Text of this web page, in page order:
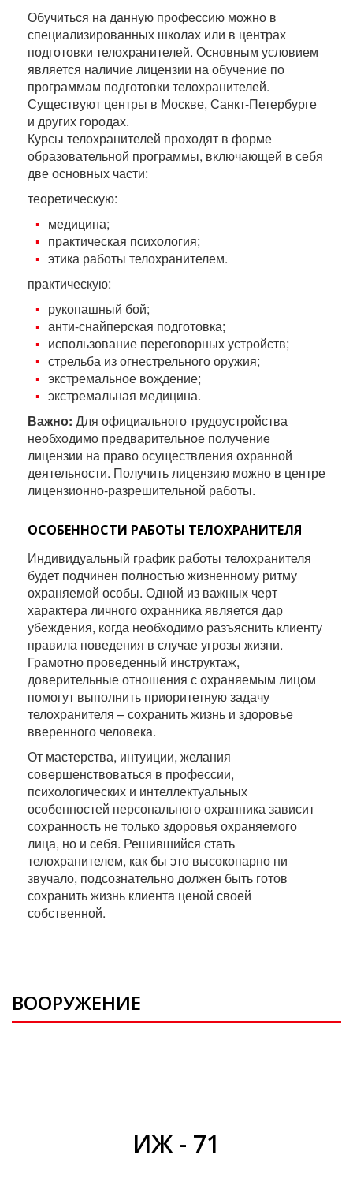
Обучиться на данную профессию можно в
специализированных школах или в центрах
подготовки телохранителей. Основным условием
является наличие лицензии на обучение по
программам подготовки телохранителей.
Существуют центры в Москве, Санкт-Петербурге
и других городах.
Курсы телохранителей проходят в форме
образовательной программы, включающей в себя
две основных части:
теоретическую:
медицина;
практическая психология;
этика работы телохранителем.
практическую:
рукопашный бой;
анти-снайперская подготовка;
использование переговорных устройств;
стрельба из огнестрельного оружия;
экстремальное вождение;
экстремальная медицина.
Важно: Для официального трудоустройства
необходимо предварительное получение
лицензии на право осуществления охранной
деятельности. Получить лицензию можно в центре
лицензионно-разрешительной работы.
ОСОБЕННОСТИ РАБОТЫ ТЕЛОХРАНИТЕЛЯ
Индивидуальный график работы телохранителя
будет подчинен полностью жизненному ритму
охраняемой особы. Одной из важных черт
характера личного охранника является дар
убеждения, когда необходимо разъяснить клиенту
правила поведения в случае угрозы жизни.
Грамотно проведенный инструктаж,
доверительные отношения с охраняемым лицом
помогут выполнить приоритетную задачу
телохранителя – сохранить жизнь и здоровье
вверенного человека.
От мастерства, интуиции, желания
совершенствоваться в профессии,
психологических и интеллектуальных
особенностей персонального охранника зависит
сохранность не только здоровья охраняемого
лица, но и себя. Решившийся стать
телохранителем, как бы это высокопарно ни
звучало, подсознательно должен быть готов
сохранить жизнь клиента ценой своей
собственной.
ВООРУЖЕНИЕ
ИЖ - 71